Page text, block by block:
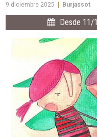
9 diciembre 2025 Burjassot
Desde